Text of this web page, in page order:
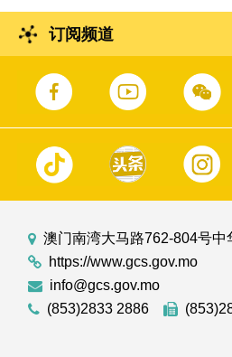
订阅频道
澳门南湾大马路762-804号中
https://www.gcs.gov.mo
info@gcs.gov.mo
(853)2833 2886